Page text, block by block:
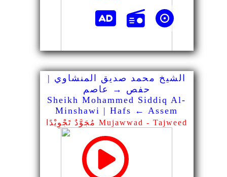
الشيخ محمد صديق المنشاوي |
حفص → عاصم
Sheikh Mohammed Siddiq Al-
Minshawi | Hafs ← Assem
مُجَوَّدٌ تَجْوِيْدًا Mujawwad - Tajweed